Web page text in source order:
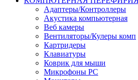
Адаптеры/Контроллеры
Акустика компьютерная
Веб камеры
Вентиляторы/Кулеры комп
Картридеры
Клавиатуры
Коврик для мыши
Микрофоны PC